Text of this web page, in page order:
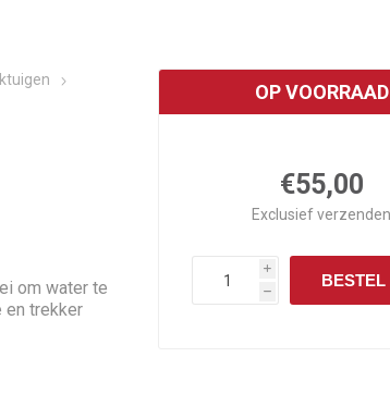
om water te
en trekker
OP VOORRAAD
€55,00
Exclusiefverzenden
i
h
BESTEL